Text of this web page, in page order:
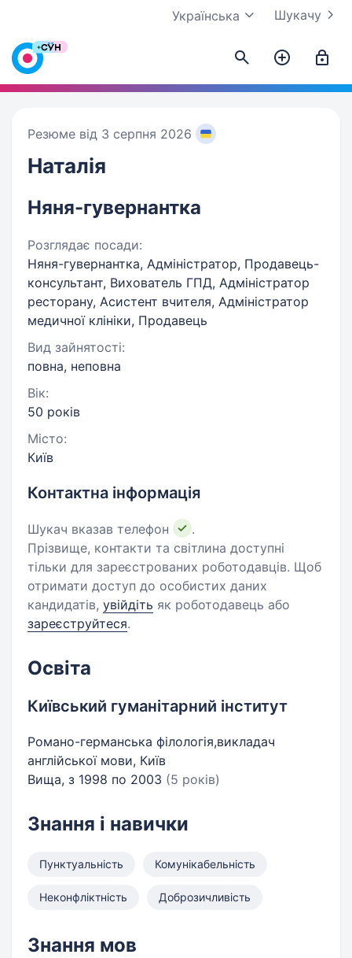
Шукачу
Українська
Резюме від 3 серпня 2026
Наталія
Няня-гувернантка
Розглядає посади:
Няня-гувернантка, Адміністратор, Продавець-
консультант, Вихователь ГПД, Адміністратор
ресторану, Асистент вчителя, Адміністратор
медичної клініки, Продавець
Вид зайнятості:
повна, неповна
Вік:
50 років
Місто:
Київ
Контактна інформація
Шукач вказав телефон
.
Прізвище, контакти та світлина доступні
тільки для зареєстрованих роботодавців. Щоб
отримати доступ до особистих даних
кандидатів, увійдіть як роботодавець або
зареєструйтеся.
Освіта
Київський гуманітарний інститут
Романо-германська філологія,викладач
англійської мови, Київ
Вища, з 1998 по 2003 (5 років)
Знання і навички
Пунктуальність Комунікабельність
Неконфліктність Доброзичливість
Знання мов